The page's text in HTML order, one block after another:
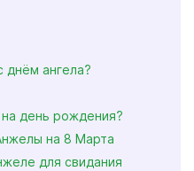
днём ангела?
день рождения?
на 8 Марта
для свидания